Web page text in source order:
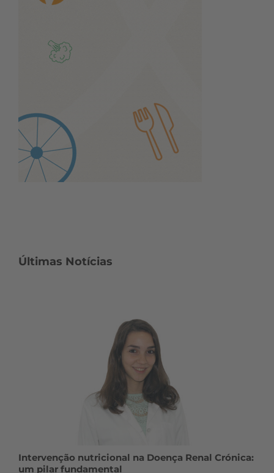
Últimas Notícias
Intervenção nutricional na Doença Renal Crónica:
um pilar fundamental